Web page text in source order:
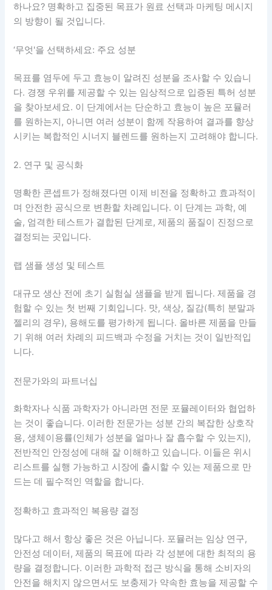
하나요? 명확하고 집중된 목표가 원료 선택과 마케팅 메시지
의 방향이 될 것입니다.
‘무엇'을 선택하세요: 주요 성분
목표를 염두에 두고 효능이 알려진 성분을 조사할 수 있습니
다. 경쟁 우위를 제공할 수 있는 임상적으로 입증된 특허 성분
을 찾아보세요. 이 단계에서는 단순하고 효능이 높은 포뮬러
를 원하는지, 아니면 여러 성분이 함께 작용하여 결과를 향상
시키는 복합적인 시너지 블렌드를 원하는지 고려해야 합니다.
2. 연구 및 공식화
명확한 콘셉트가 정해졌다면 이제 비전을 정확하고 효과적이
며 안전한 공식으로 변환할 차례입니다. 이 단계는 과학, 예
술, 엄격한 테스트가 결합된 단계로, 제품의 품질이 진정으로
결정되는 곳입니다.
랩 샘플 생성 및 테스트
대규모 생산 전에 초기 실험실 샘플을 받게 됩니다. 제품을 경
험할 수 있는 첫 번째 기회입니다. 맛, 색상, 질감(특히 분말과
젤리의 경우), 용해도를 평가하게 됩니다. 올바른 제품을 만들
기 위해 여러 차례의 피드백과 수정을 거치는 것이 일반적입
니다.
전문가와의 파트너십
화학자나 식품 과학자가 아니라면 전문 포뮬레이터와 협업하
는 것이 좋습니다. 이러한 전문가는 성분 간의 복잡한 상호작
용, 생체이용률(인체가 성분을 얼마나 잘 흡수할 수 있는지),
전반적인 안정성에 대해 잘 이해하고 있습니다. 이들은 위시
리스트를 실행 가능하고 시장에 출시할 수 있는 제품으로 만
드는 데 필수적인 역할을 합니다.
정확하고 효과적인 복용량 결정
많다고 해서 항상 좋은 것은 아닙니다. 포뮬러는 임상 연구,
안전성 데이터, 제품의 목표에 따라 각 성분에 대한 최적의 용
량을 결정합니다. 이러한 과학적 접근 방식을 통해 소비자의
안전을 해치지 않으면서도 보충제가 약속한 효능을 제공할 수